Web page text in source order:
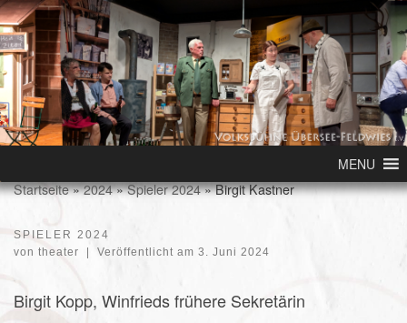
Skip to content
MENU
Startseite » 2024 » Spieler 2024 » Birgit Kastner
SPIELER 2024
von theater | Veröffentlicht am 3. Juni 2024
Birgit Kopp, Winfrieds frühere Sekretärin